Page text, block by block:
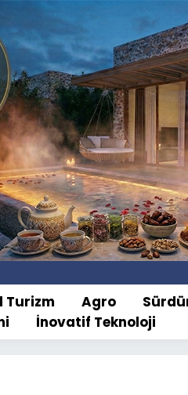
Turizm Agro
İnovatif Teknoloji